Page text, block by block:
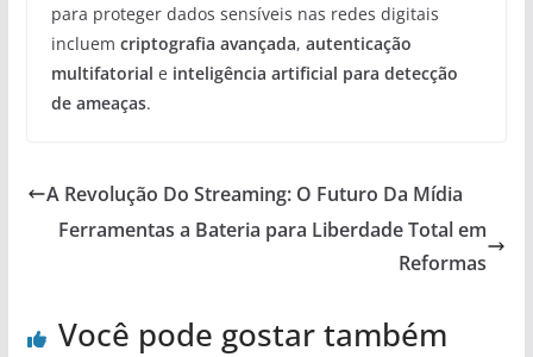
para proteger dados sensíveis nas redes digitais
incluem criptografia avançada, autenticação
multifatorial e inteligência artificial para detecção
de ameaças.
A Revolução Do Streaming: O Futuro Da Mídia
Ferramentas a Bateria para Liberdade Total em
Reformas
Você pode gostar também